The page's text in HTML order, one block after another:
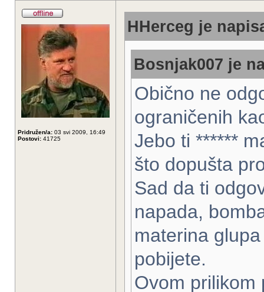
Pridružen/a: 03 svi 2009, 16:49
Postovi: 41725
HHerceg je
Bosnjak007 je
Obično ne
ograničenih
Jebo ti ******
što dopušta
Sad da ti
napada,
materina
pobijete.
Ovom prilikom